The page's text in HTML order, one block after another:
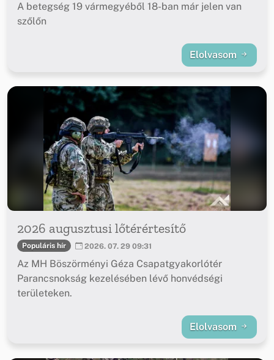
A betegség 19 vármegyéből 18-ban már jelen van
szőlőn
Elolvasom
2026 augusztusi lőtérértesítő
Populáris hír 2026. 07. 29 09:31
Az MH Böszörményi Géza Csapatgyakorlótér
Parancsnokság kezelésében lévő honvédségi
területeken.
Elolvasom